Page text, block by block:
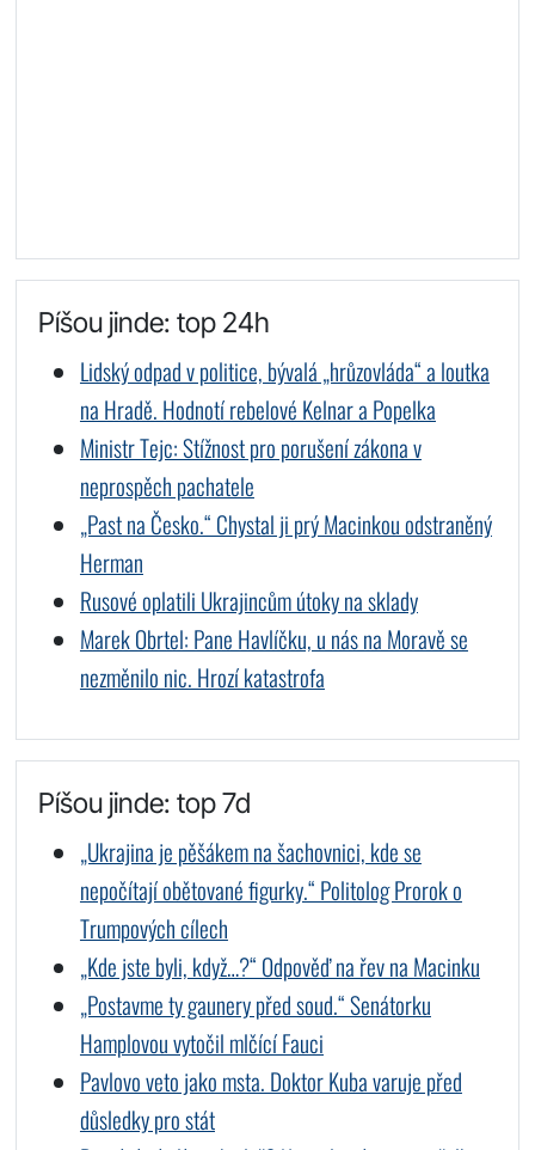
Píšou jinde: top 24h
Lidský odpad v politice, bývalá „hrůzovláda“ a loutka
na Hradě. Hodnotí rebelové Kelnar a Popelka
Ministr Tejc: Stížnost pro porušení zákona v
neprospěch pachatele
„Past na Česko.“ Chystal ji prý Macinkou odstraněný
Herman
Rusové oplatili Ukrajincům útoky na sklady
Marek Obrtel: Pane Havlíčku, u nás na Moravě se
nezměnilo nic. Hrozí katastrofa
Píšou jinde: top 7d
„Ukrajina je pěšákem na šachovnici, kde se
nepočítají obětované figurky.“ Politolog Prorok o
Trumpových cílech
„Kde jste byli, když…?“ Odpověď na řev na Macinku
„Postavme ty gaunery před soud.“ Senátorku
Hamplovou vytočil mlčící Fauci
Pavlovo veto jako msta. Doktor Kuba varuje před
důsledky pro stát